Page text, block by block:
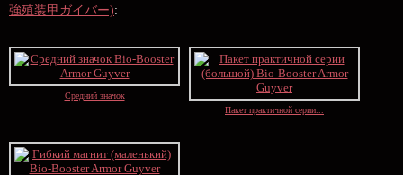
強殖装甲ガイバー):
Средний значок
Пакет практичной серии...